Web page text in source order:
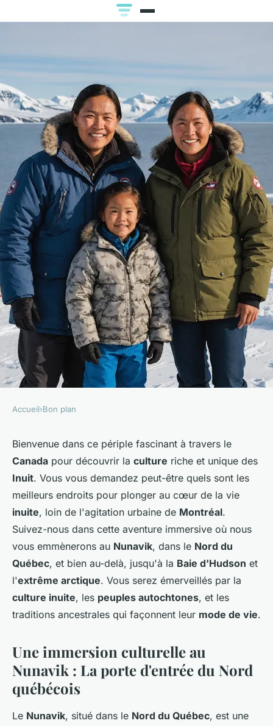
BON PLAN
Quels sont les meilleurs spots
pour une immersion culturelle
chez les Inuit au Canada?
Clémence•12 juillet 2024•8 min de lecture
Accueil›Bon plan
Bienvenue dans ce périple fascinant à travers le
Canada pour découvrir la culture riche et unique des
Inuit. Vous vous demandez peut-être quels sont les
meilleurs endroits pour plonger au cœur de la vie
inuite, loin de l'agitation urbaine de Montréal.
Suivez-nous dans cette aventure immersive où nous
vous emmènerons au Nunavik, dans le Nord du
Québec, et bien au-delà, jusqu'à la Baie d'Hudson et
l'extrême arctique. Vous serez émerveillés par la
culture inuite, les peuples autochtones, et les
traditions ancestrales qui façonnent leur mode de vie.
Une immersion culturelle au
Nunavik : La porte d'entrée du Nord
québécois
Le Nunavik, situé dans le Nord du Québec, est une